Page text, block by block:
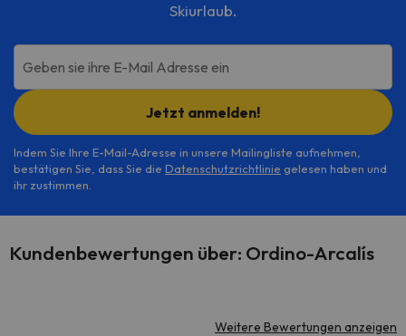
Skiurlaub.
Geben sie ihre E-Mail Adresse ein
Jetzt anmelden!
Indem Sie Ihre E-Mail-Adresse in unsere Mailingliste aufnehmen,
bestätigen Sie, dass Sie die Datenschutzrichtlinie gelesen haben und
ihr zustimmen.
Kundenbewertungen über: Ordino-Arcalís
Weitere Bewertungen anzeigen